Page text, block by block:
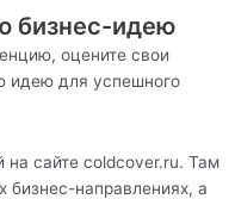
бизнес-идею
оцените свои
идею для успешного
на сайте coldcover.ru. Там
направлениях, а